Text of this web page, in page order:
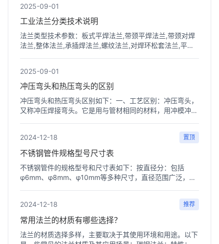
2025-09-01
工业法兰分类技术说明
法兰类型技术参数：板式平焊法兰,带颈平焊法兰,带颈对焊
法兰,整体法兰,承插焊法兰,螺纹法兰,对焊环松套法兰,平焊
2025-09-01
冲压弯头和热压弯头的区别
冲压弯头和热压弯头区别如下：一、工艺区别：冲压弯头，
又称冲压焊接弯头。它是用与管材相同的材料，用冲模冲压
2024-12-18 置顶
不锈钢管件规格型号尺寸表
不锈钢管件的规格型号和尺寸表如下：‌按直径分‌：包括
φ6mm、φ8mm、φ10mm等多种尺寸，直径范围广泛，适
2024-12-18 推荐
常用法兰的材质有哪些选择？
法兰的材质选择多样，主要取决于其使用环境和用途。以下